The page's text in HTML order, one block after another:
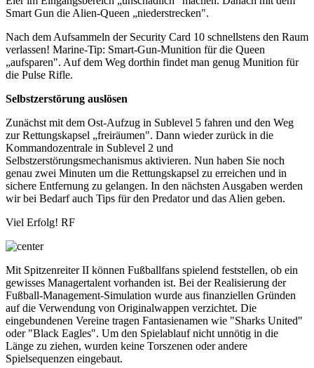
Smart Gun die Alien-Queen „niederstrecken".
Nach dem Aufsammeln der Security Card 10 schnellstens den Raum
verlassen! Marine-Tip: Smart-Gun-Munition für die Queen
„aufsparen". Auf dem Weg dorthin findet man genug Munition für
die Pulse Rifle.
Selbstzerstörung auslösen
Zunächst mit dem Ost-Aufzug in Sublevel 5 fahren und den Weg
zur Rettungskapsel „freiräumen". Dann wieder zurück in die
Kommandozentrale in Sublevel 2 und
Selbstzerstörungsmechanismus aktivieren. Nun haben Sie noch
genau zwei Minuten um die Rettungskapsel zu erreichen und in
sichere Entfernung zu gelangen. In den nächsten Ausgaben werden
wir bei Bedarf auch Tips für den Predator und das Alien geben.
Viel Erfolg! RF
Mit Spitzenreiter II können Fußballfans spielend feststellen, ob ein
gewisses Managertalent vorhanden ist. Bei der Realisierung der
Fußball-Management-Simulation wurde aus finanziellen Gründen
auf die Verwendung von Originalwappen verzichtet. Die
eingebundenen Vereine tragen Fantasienamen wie "Sharks United"
oder "Black Eagles". Um den Spielablauf nicht unnötig in die
Länge zu ziehen, wurden keine Torszenen oder andere
Spielsequenzen eingebaut.